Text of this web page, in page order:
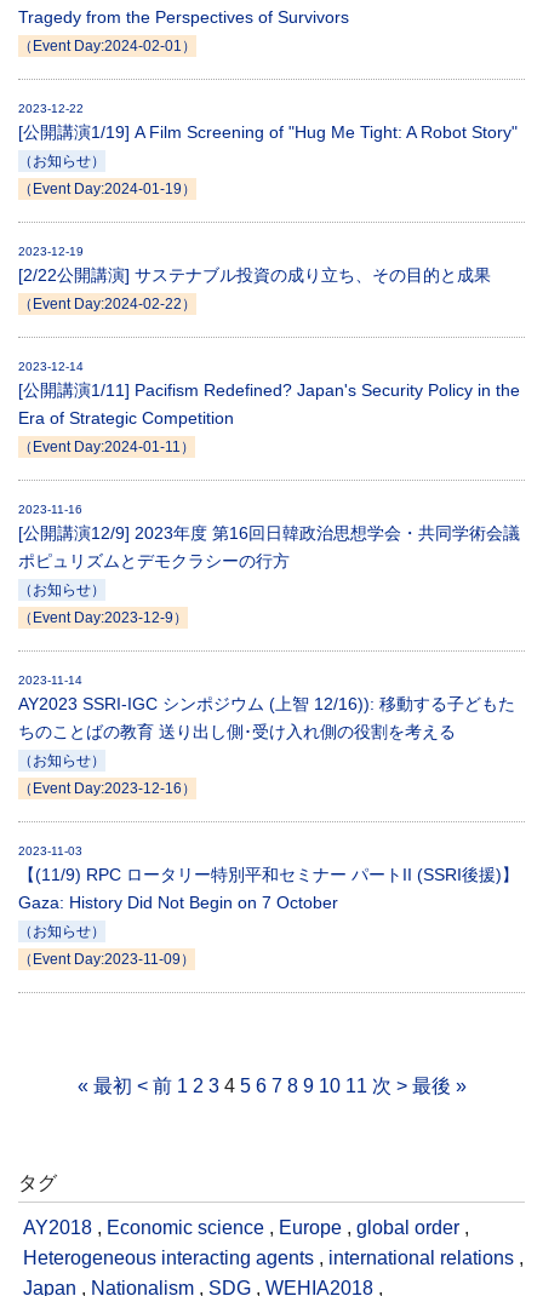
Tragedy from the Perspectives of Survivors
（Event Day:2024-02-01）
2023-12-22
[公開講演1/19] A Film Screening of "Hug Me Tight: A Robot Story"
（お知らせ）
（Event Day:2024-01-19）
2023-12-19
[2/22公開講演] サステナブル投資の成り立ち、その目的と成果
（Event Day:2024-02-22）
2023-12-14
[公開講演1/11] Pacifism Redefined? Japan's Security Policy in the
Era of Strategic Competition
（Event Day:2024-01-11）
2023-11-16
[公開講演12/9] 2023年度 第16回日韓政治思想学会・共同学術会議
ポピュリズムとデモクラシーの行方
（お知らせ）
（Event Day:2023-12-9）
2023-11-14
AY2023 SSRI-IGC シンポジウム (上智 12/16)): 移動する子どもた
ちのことばの教育 送り出し側･受け入れ側の役割を考える
（お知らせ）
（Event Day:2023-12-16）
2023-11-03
【(11/9) RPC ロータリー特別平和セミナー パートII (SSRI後援)】
Gaza: History Did Not Begin on 7 October
（お知らせ）
（Event Day:2023-11-09）
« 最初 < 前 1 2 34 5 6 7 8 9 10 11 次 > 最後 »
タグ
AY2018 , Economic science , Europe , global order ,
Heterogeneous interacting agents , international relations ,
Japan , Nationalism , SDG , WEHIA2018 ,